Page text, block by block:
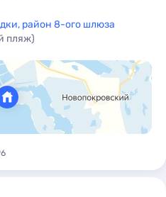
район 8-ого шлюза
пляж)